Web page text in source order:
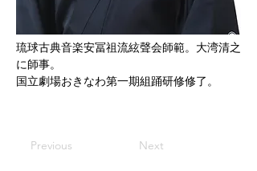
琉球古典音楽安冨祖流絃聲会師範。大湾清之
に師事。
国立劇場おきなわ第一期組踊研修修了。
Previous Next